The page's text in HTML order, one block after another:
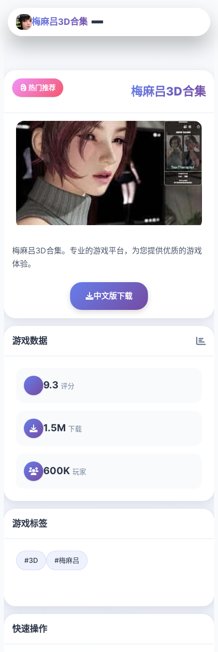
梅麻吕3D合集
🗿 热门推荐 梅麻吕3D合集
梅麻吕3D合集。专业的游戏平台，为您提供优质的游戏
体验。
中文版下载
游戏数据
9.3 评分
1.5M 下载
600K 玩家
游戏标签
#3D #梅麻吕
快速操作